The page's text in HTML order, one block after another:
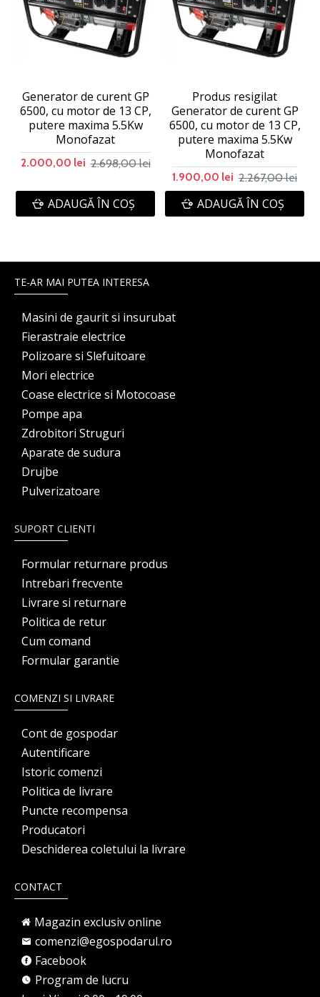
Generator de curent GP
6500, cu motor de 13 CP,
putere maxima 5.5Kw
Monofazat
2.000,00 lei 2.698,00 lei
ADAUGĂ ÎN COŞ
Produs resigilat
Generator de curent GP
6500, cu motor de 13 CP,
putere maxima 5.5Kw
Monofazat
1.900,00 lei 2.267,00 lei
ADAUGĂ ÎN COŞ
TE-AR MAI PUTEA INTERESA
Masini de gaurit si insurubat
Fierastraie electrice
Polizoare si Slefuitoare
Mori electrice
Coase electrice si Motocoase
Pompe apa
Zdrobitori Struguri
Aparate de sudura
Drujbe
Pulverizatoare
SUPORT CLIENTI
Formular returnare produs
Intrebari frecvente
Livrare si returnare
Politica de retur
Cum comand
Formular garantie
COMENZI SI LIVRARE
Cont de gospodar
Autentificare
Istoric comenzi
Politica de livrare
Puncte recompensa
Producatori
Deschiderea coletului la livrare
CONTACT
Magazin exclusiv online
comenzi@egospodarul.ro
Facebook
Program de lucru